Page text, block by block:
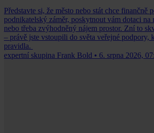
Představte si, že město nebo stát chce finančně
podnikatelský záměr, poskytnout vám dotaci na
nebo třeba zvýhodněný nájem prostor. Zní to
– právě jste vstoupili do světa veřejné podpory,
pravidla.
expertní skupina Frank Bold • 6. srpna 2026,